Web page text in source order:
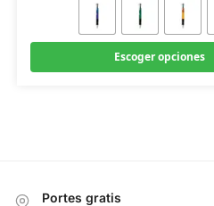
Escoger opciones
Portes gratis